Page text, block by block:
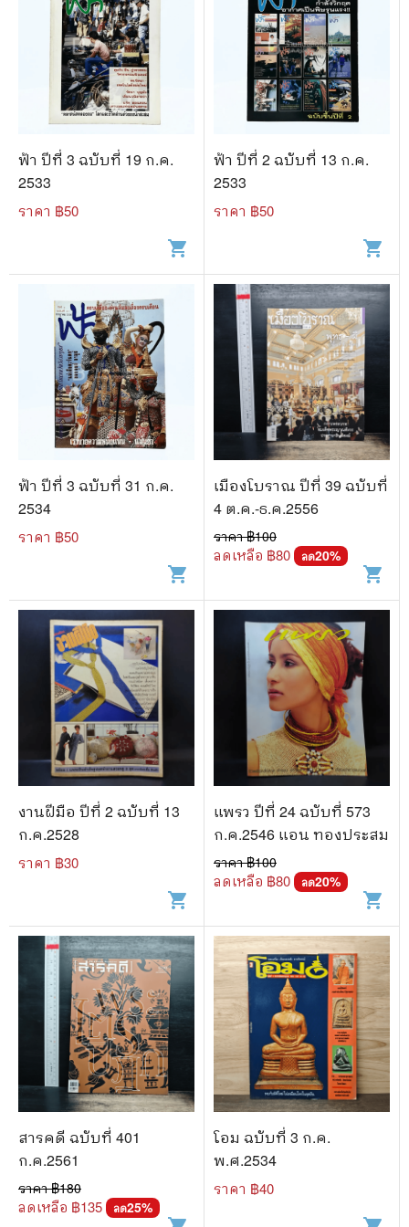
ฟ้า ปีที่ 3 ฉบับที่ 19 ก.ค.
2533
ราคา ฿50
shopping_cart
ฟ้า ปีที่ 2 ฉบับที่ 13 ก.ค.
2533
ราคา ฿50
shopping_cart
ฟ้า ปีที่ 3 ฉบับที่ 31 ก.ค.
2534
ราคา ฿50
shopping_cart
เมืองโบราณ ปีที่ 39 ฉบับที่
4 ต.ค.-ธ.ค.2556
ราคา ฿100
ลดเหลือ ฿80 ลด20%
shopping_cart
งานฝีมือ ปีที่ 2 ฉบับที่ 13
ก.ค.2528
ราคา ฿30
shopping_cart
แพรว ปีที่ 24 ฉบับที่ 573
ก.ค.2546 แอน ทองประสม
ราคา ฿100
ลดเหลือ ฿80 ลด20%
shopping_cart
สารคดี ฉบับที่ 401
ก.ค.2561
ราคา ฿180
ลดเหลือ ฿135 ลด25%
โอม ฉบับที่ 3 ก.ค.
พ.ศ.2534
ราคา ฿40